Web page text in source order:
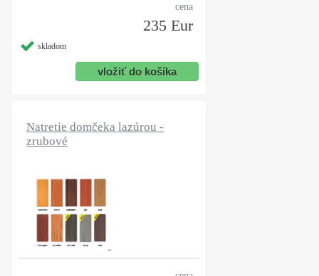
cena
235 Eur
skladom
Natretie domčeka lazúrou -
zrubové